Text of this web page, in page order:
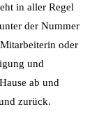
in aller Regel
der Nummer
oder
und
ab und
zurück.